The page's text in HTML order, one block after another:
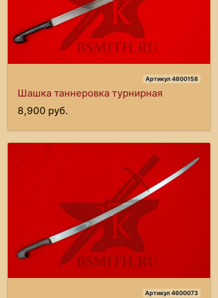
Артикул 4600158
Шашка таннеровка турнирная
8,900 руб.
Артикул 4600073